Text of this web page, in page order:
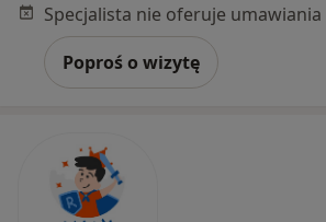
Poproś o wizytę